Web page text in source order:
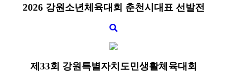
2026 강원소년체육대회 춘천시대표 선발전
제33회 강원특별자치도민생활체육대회​